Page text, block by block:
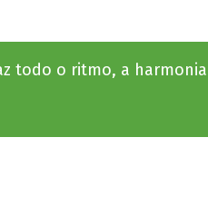
todo o ritmo, a